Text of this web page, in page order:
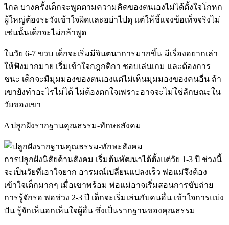
ไกล บางครั้งเด็กจะพูดตามความคิดของตนเองไม่ได้ตั้งใจโกหก
ผู้ใหญ่ต้องระวังเข้าใจผิดและอย่าไปดุ แต่ให้ชี้แจงข้อเท็จจริงไม่
เช่นนั้นเด็กจะไม่กล้าพูด
ในวัย 6-7 ขวบ เด็กจะเริ่มมีจินตนาการมากขึ้น มีเรื่องอยากเล่า
ให้ฟังมากมาย เริ่มเข้าใจกฎกติกา ชอบเล่นเกม และต้องการ
ชนะ เด็กจะมีมุมมองของตนเองแต่ไม่เห็นมุมมองของคนอื่น ถ้า
เขายังทำอะไรไม่ได้ ไม่ต้องตกใจเพราะอาจจะไม่ใช่ลักษณะใน
วัยของเขา
Δ ปลูกฝังรากฐานคุณธรรม-ทักษะสังคม
การปลูกฝังนิสัยด้านสังคม เริ่มต้นพัฒนาได้ตั้งแต่วัย 1-3 ปี ช่วงนี้
จะเป็นวัยที่เอาใจยาก อารมณ์เปลี่ยนแปลงเร็ว พ่อแม่จึงต้อง
เข้าใจเด็กมากๆ เมื่อเขาพร้อม พ่อแม่อาจเริ่มสอนการขับถ่าย
การรู้จักรอ พอช่วง 2-3 ปี เด็กจะเริ่มเล่นกับคนอื่น เข้าใจการแบ่ง
ปัน รู้จักเห็นอกเห็นใจผู้อื่น ซึ่งเป็นรากฐานของคุณธรรม